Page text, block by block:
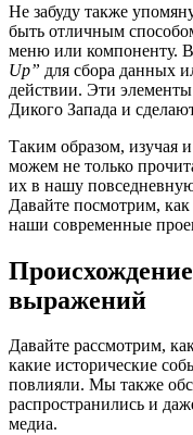
Не забуду также
быть отличным
меню или компоненту.
Up” для сбора данных
действии. Эти
Дикого Запада и
Таким образом, изучая
можем не только
их в нашу
Давайте посмотрим,
наши современные
выражений
Давайте рассмотрим,
какие исторические
повлияли. Мы также
распространились и
медиа.